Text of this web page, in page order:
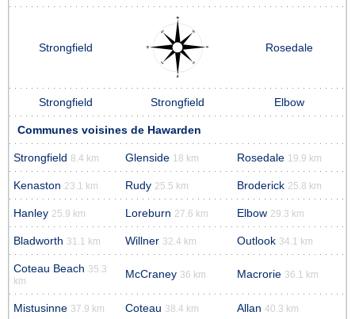
Strongfield Rosedale
Strongfield Strongfield Elbow
Communes voisines de Hawarden
Strongfield 8.4 km Glenside 18 km Rosedale 19.9 km
Kenaston 23.1 km Rudy 25.5 km Broderick 25.8 km
Hanley 25.9 km Loreburn 27.6 km Elbow 29.3 km
Bladworth 31.1 km Willner 32.4 km Outlook 34.1 km
Coteau Beach 35.3
km
McCraney 36 km Macrorie 36.1 km
Mistusinne 37.9 km Coteau 38.4 km Allan 40.3 km